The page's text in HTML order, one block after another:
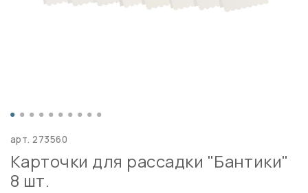
арт.273560
Карточки для рассадки "Бантики"
8 шт.